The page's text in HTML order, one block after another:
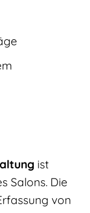
ist
Salons. Die
von